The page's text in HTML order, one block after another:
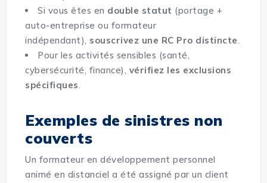
Si vous êtes en double statut (portage +
auto-entreprise ou formateur
indépendant), souscrivez une RC Pro distincte.
Pour les activités sensibles (santé,
cybersécurité, finance), vérifiez les exclusions
spécifiques.
Exemples de sinistres non
couverts
Un formateur en développement personnel
animé en distanciel a été assigné par un client